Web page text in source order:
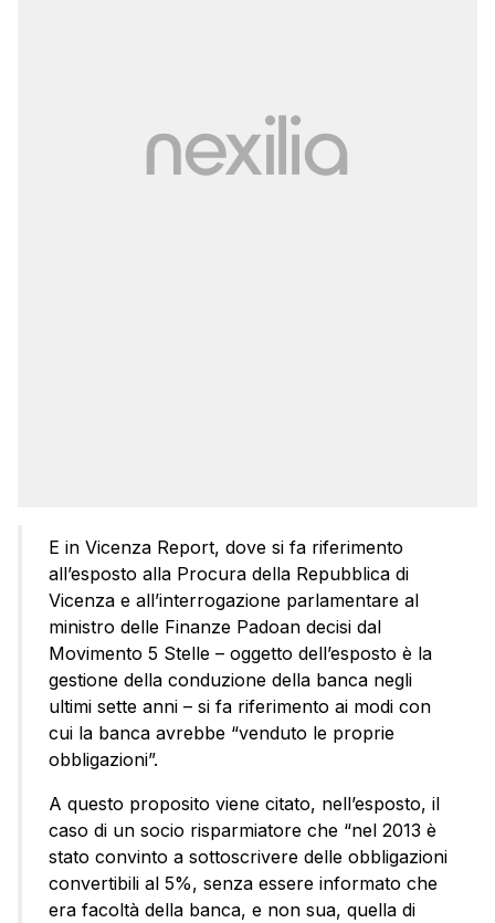
E in Vicenza Report, dove si fa riferimento
all’esposto alla Procura della Repubblica di
Vicenza e all’interrogazione parlamentare al
ministro delle Finanze Padoan decisi dal
Movimento 5 Stelle – oggetto dell’esposto è la
gestione della conduzione della banca negli
ultimi sette anni – si fa riferimento ai modi con
cui la banca avrebbe “venduto le proprie
obbligazioni”.
A questo proposito viene citato, nell’esposto, il
caso di un socio risparmiatore che “nel 2013 è
stato convinto a sottoscrivere delle obbligazioni
convertibili al 5%, senza essere informato che
era facoltà della banca, e non sua, quella di